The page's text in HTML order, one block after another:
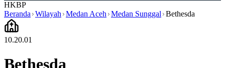
HKBP
Beranda Wilayah Medan Aceh Medan Sunggal Bethesda
10.20.01
Bethesda